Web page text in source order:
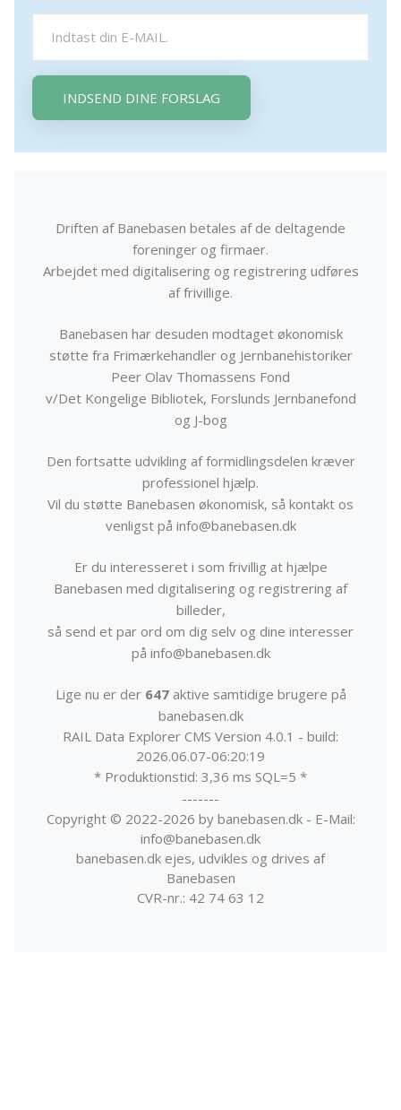
INDSEND DINE FORSLAG
Driften af Banebasen betales af de deltagende
foreninger og firmaer.
Arbejdet med digitalisering og registrering udføres
af frivillige.
Banebasen har desuden modtaget økonomisk
støtte fra Frimærkehandler og Jernbanehistoriker
Peer Olav Thomassens Fond
v/Det Kongelige Bibliotek, Forslunds Jernbanefond
og J-bog
Den fortsatte udvikling af formidlingsdelen kræver
professionel hjælp.
Vil du støtte Banebasen økonomisk, så kontakt os
venligst på info@banebasen.dk
Er du interesseret i som frivillig at hjælpe
Banebasen med digitalisering og registrering af
billeder,
så send et par ord om dig selv og dine interesser
på info@banebasen.dk
Lige nu er der 647aktive samtidige brugere på
banebasen.dk
RAIL Data Explorer CMS Version 4.0.1 - build:
2026.06.07-06:20:19
* Produktionstid: 3,36 ms SQL=5 *
-------
Copyright © 2022-2026 by banebasen.dk - E-Mail:
info@banebasen.dk
banebasen.dk ejes, udvikles og drives af
Banebasen
CVR-nr.: 42 74 63 12